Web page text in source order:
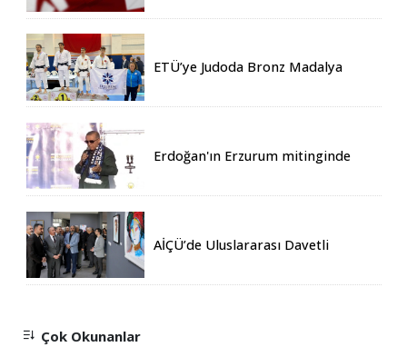
ETÜ’ye Judoda Bronz Madalya
Erdoğan'ın Erzurum mitinginde
AİÇÜ’de Uluslararası Davetli
Çok Okunanlar